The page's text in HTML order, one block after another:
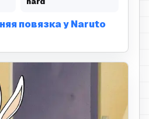
повязка у Naruto